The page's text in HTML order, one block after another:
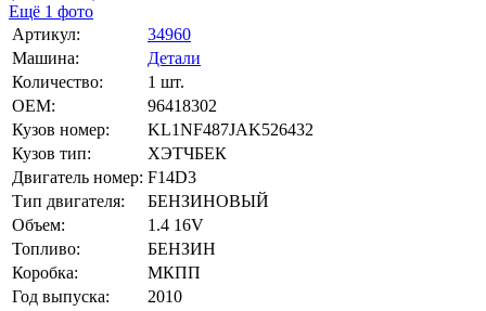
Ещё 1 фото
Артикул:
34960
Машина:
Детали
Количество:
1 шт.
OEM:
96418302
Кузов номер:
KL1NF487JAK526432
Кузов тип:
ХЭТЧБЕК
Двигатель номер: F14D3
Тип двигателя:
БЕНЗИНОВЫЙ
Объем:
1.4 16V
Топливо:
БЕНЗИН
Коробка:
МКПП
Год выпуска:
2010